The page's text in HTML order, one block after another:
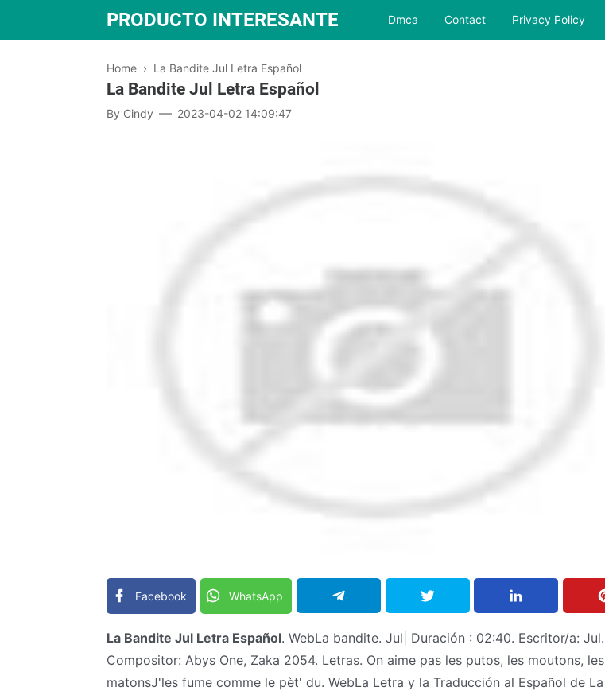
PRODUCTO INTERESANTE Dmca Contact Privacy Policy
Home › La Bandite Jul Letra Español
La Bandite Jul Letra Español
By Cindy 2023-04-02 14:09:47
Facebook WhatsApp
La Bandite Jul Letra Español. WebLa bandite. Jul| Duración : 02:40. Escritor/a: Jul.
Compositor: Abys One, Zaka 2054. Letras. On aime pas les putos, les moutons, les
matonsJ'les fume comme le pèt' du. WebLa Letra y la Traducción al Español de La